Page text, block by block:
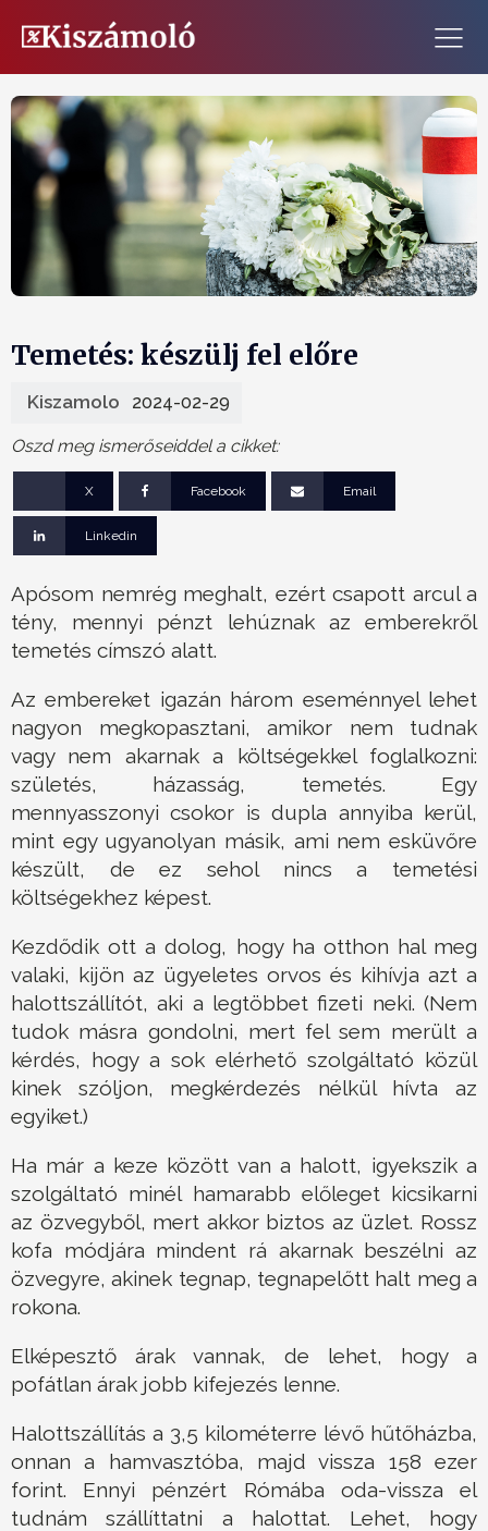
Temetés: készülj fel előre
Kiszamolo 2024-02-29
Oszd meg ismerőseiddel a cikket:
X Facebook Email
Linkedin
Apósom nemrég meghalt, ezért csapott arcul a
tény, mennyi pénzt lehúznak az emberekről
temetés címszó alatt.
Az embereket igazán három eseménnyel lehet
nagyon megkopasztani, amikor nem tudnak
vagy nem akarnak a költségekkel foglalkozni:
születés, házasság, temetés. Egy
mennyasszonyi csokor is dupla annyiba kerül,
mint egy ugyanolyan másik, ami nem esküvőre
készült, de ez sehol nincs a temetési
költségekhez képest.
Kezdődik ott a dolog, hogy ha otthon hal meg
valaki, kijön az ügyeletes orvos és kihívja azt a
halottszállítót, aki a legtöbbet fizeti neki. (Nem
tudok másra gondolni, mert fel sem merült a
kérdés, hogy a sok elérhető szolgáltató közül
kinek szóljon, megkérdezés nélkül hívta az
egyiket.)
Ha már a keze között van a halott, igyekszik a
szolgáltató minél hamarabb előleget kicsikarni
az özvegyből, mert akkor biztos az üzlet. Rossz
kofa módjára mindent rá akarnak beszélni az
özvegyre, akinek tegnap, tegnapelőtt halt meg a
rokona.
Elképesztő árak vannak, de lehet, hogy a
pofátlan árak jobb kifejezés lenne.
Halottszállítás a 3,5 kilométerre lévő hűtőházba,
onnan a hamvasztóba, majd vissza 158 ezer
forint. Ennyi pénzért Rómába oda-vissza el
tudnám szállíttatni a halottat. Lehet, hogy